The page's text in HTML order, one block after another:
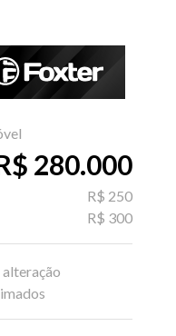
280.000
R$ 250
R$ 300